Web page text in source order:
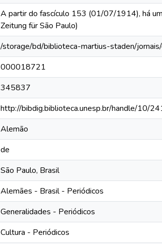
A partir do fascículo 153 (01/07/1914), há
Zeitung für São Paulo)
/storage/bd/biblioteca-martius-staden/
000018721
345837
http://bibdig.biblioteca.unesp.br/handle/10/
Alemão
de
São Paulo, Brasil
Alemães - Brasil - Periódicos
Generalidades - Periódicos
Cultura - Periódicos